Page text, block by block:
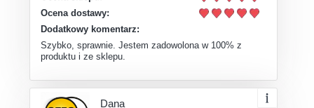
Ocena dostawy:
Dodatkowy komentarz:
Szybko, sprawnie. Jestem zadowolona w 100% z
produktu i ze sklepu.
Dana